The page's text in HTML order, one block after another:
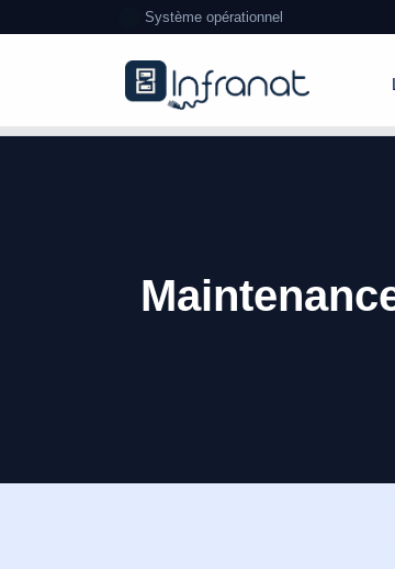
Système opérationnel